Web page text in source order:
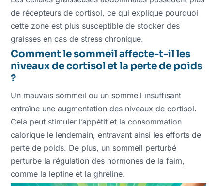
de récepteurs de cortisol, ce qui explique pourquoi
cette zone est plus susceptible de stocker des
graisses en cas de stress chronique.
Comment le sommeil affecte-t-il les
niveaux de cortisol et la perte de poids
?
Un mauvais sommeil ou un sommeil insuffisant
entraîne une augmentation des niveaux de cortisol.
Cela peut stimuler l’appétit et la consommation
calorique le lendemain, entravant ainsi les efforts de
perte de poids. De plus, un sommeil perturbé
perturbe la régulation des hormones de la faim,
comme la leptine et la ghréline.